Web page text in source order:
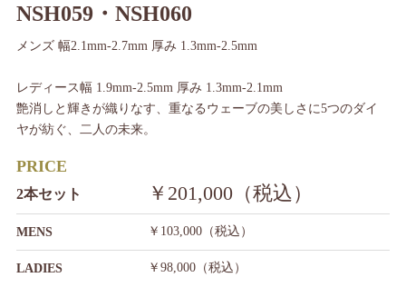
NSH059・NSH060
メンズ 幅2.1mm-2.7mm 厚み 1.3mm-2.5mm
レディース幅 1.9mm-2.5mm 厚み 1.3mm-2.1mm
艶消しと輝きが織りなす、重なるウェーブの美しさに5つのダイ
ヤが紡ぐ、二人の未来。
PRICE
2本セット ￥201,000（税込）
MENS ￥103,000（税込）
LADIES ￥98,000（税込）